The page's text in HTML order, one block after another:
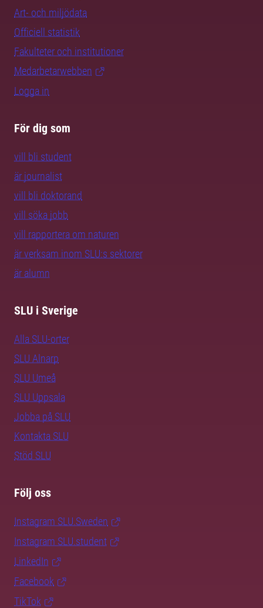
Art- och miljödata
Officiell statistik
Fakulteter och institutioner
Medarbetarwebben
Logga in
För dig som
vill bli student
är journalist
vill bli doktorand
vill söka jobb
vill rapportera om naturen
är verksam inom SLU:s sektorer
är alumn
SLU i Sverige
Alla SLU-orter
SLU Alnarp
SLU Umeå
SLU Uppsala
Jobba på SLU
Kontakta SLU
Stöd SLU
Följ oss
Instagram SLU.Sweden
Instagram SLU.student
LinkedIn
Facebook
TikTok